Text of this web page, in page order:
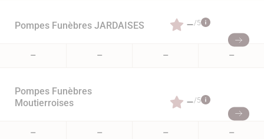
Pompes Funèbres JARDAISES –/5
– – – –
Pompes Funèbres
Moutierroises
–/5
– – – –